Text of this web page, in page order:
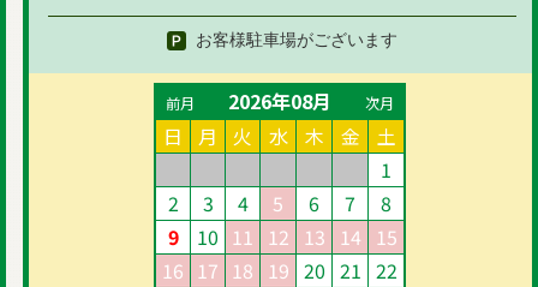
お客様駐車場がございます
前月 2026年08月 次月
日 月 火 水 木 金
土
1
2
3 4 5 6 7
8
9
10 11 12 13 14 15
16 17 18 19 20 21 22